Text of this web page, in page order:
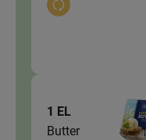
Auswahl ändern
1 EL
Butter